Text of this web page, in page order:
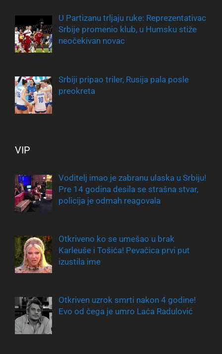
U Partizanu trljaju ruke: Reprezentativac
Srbije promenio klub, u Humsku stiže
neočekivan novac
Srbiji pripao triler, Rusija pala posle
preokreta
VIP
Voditelj imao je zabranu ulaska u Srbiju!
Pre 14 godina desila se strašna stvar,
policija je odmah reagovala
Otkriveno ko se umešao u brak
Karleuše i Tošića! Pevačica prvi put
izustila ime
Otkriven uzrok smrti nakon 4 godine!
Evo od čega je umro Laća Radulović